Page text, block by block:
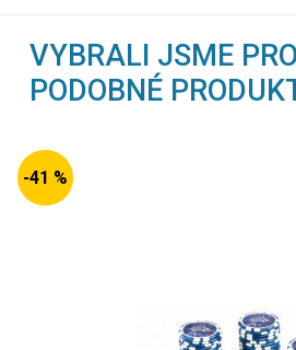
VYBRALI JSME
PODOBNÉ
-41 %